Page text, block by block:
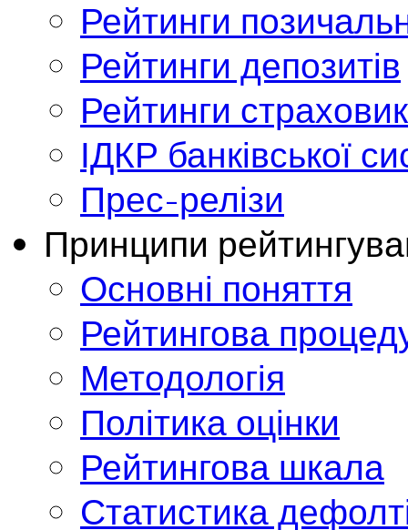
Рейтинги
Рейтинги депозитів
Рейтинги
ІДКР банківської
Прес-релізи
Принципи
Основні поняття
Рейтингова
Методологія
Політика оцінки
Рейтингова шкала
Статистика